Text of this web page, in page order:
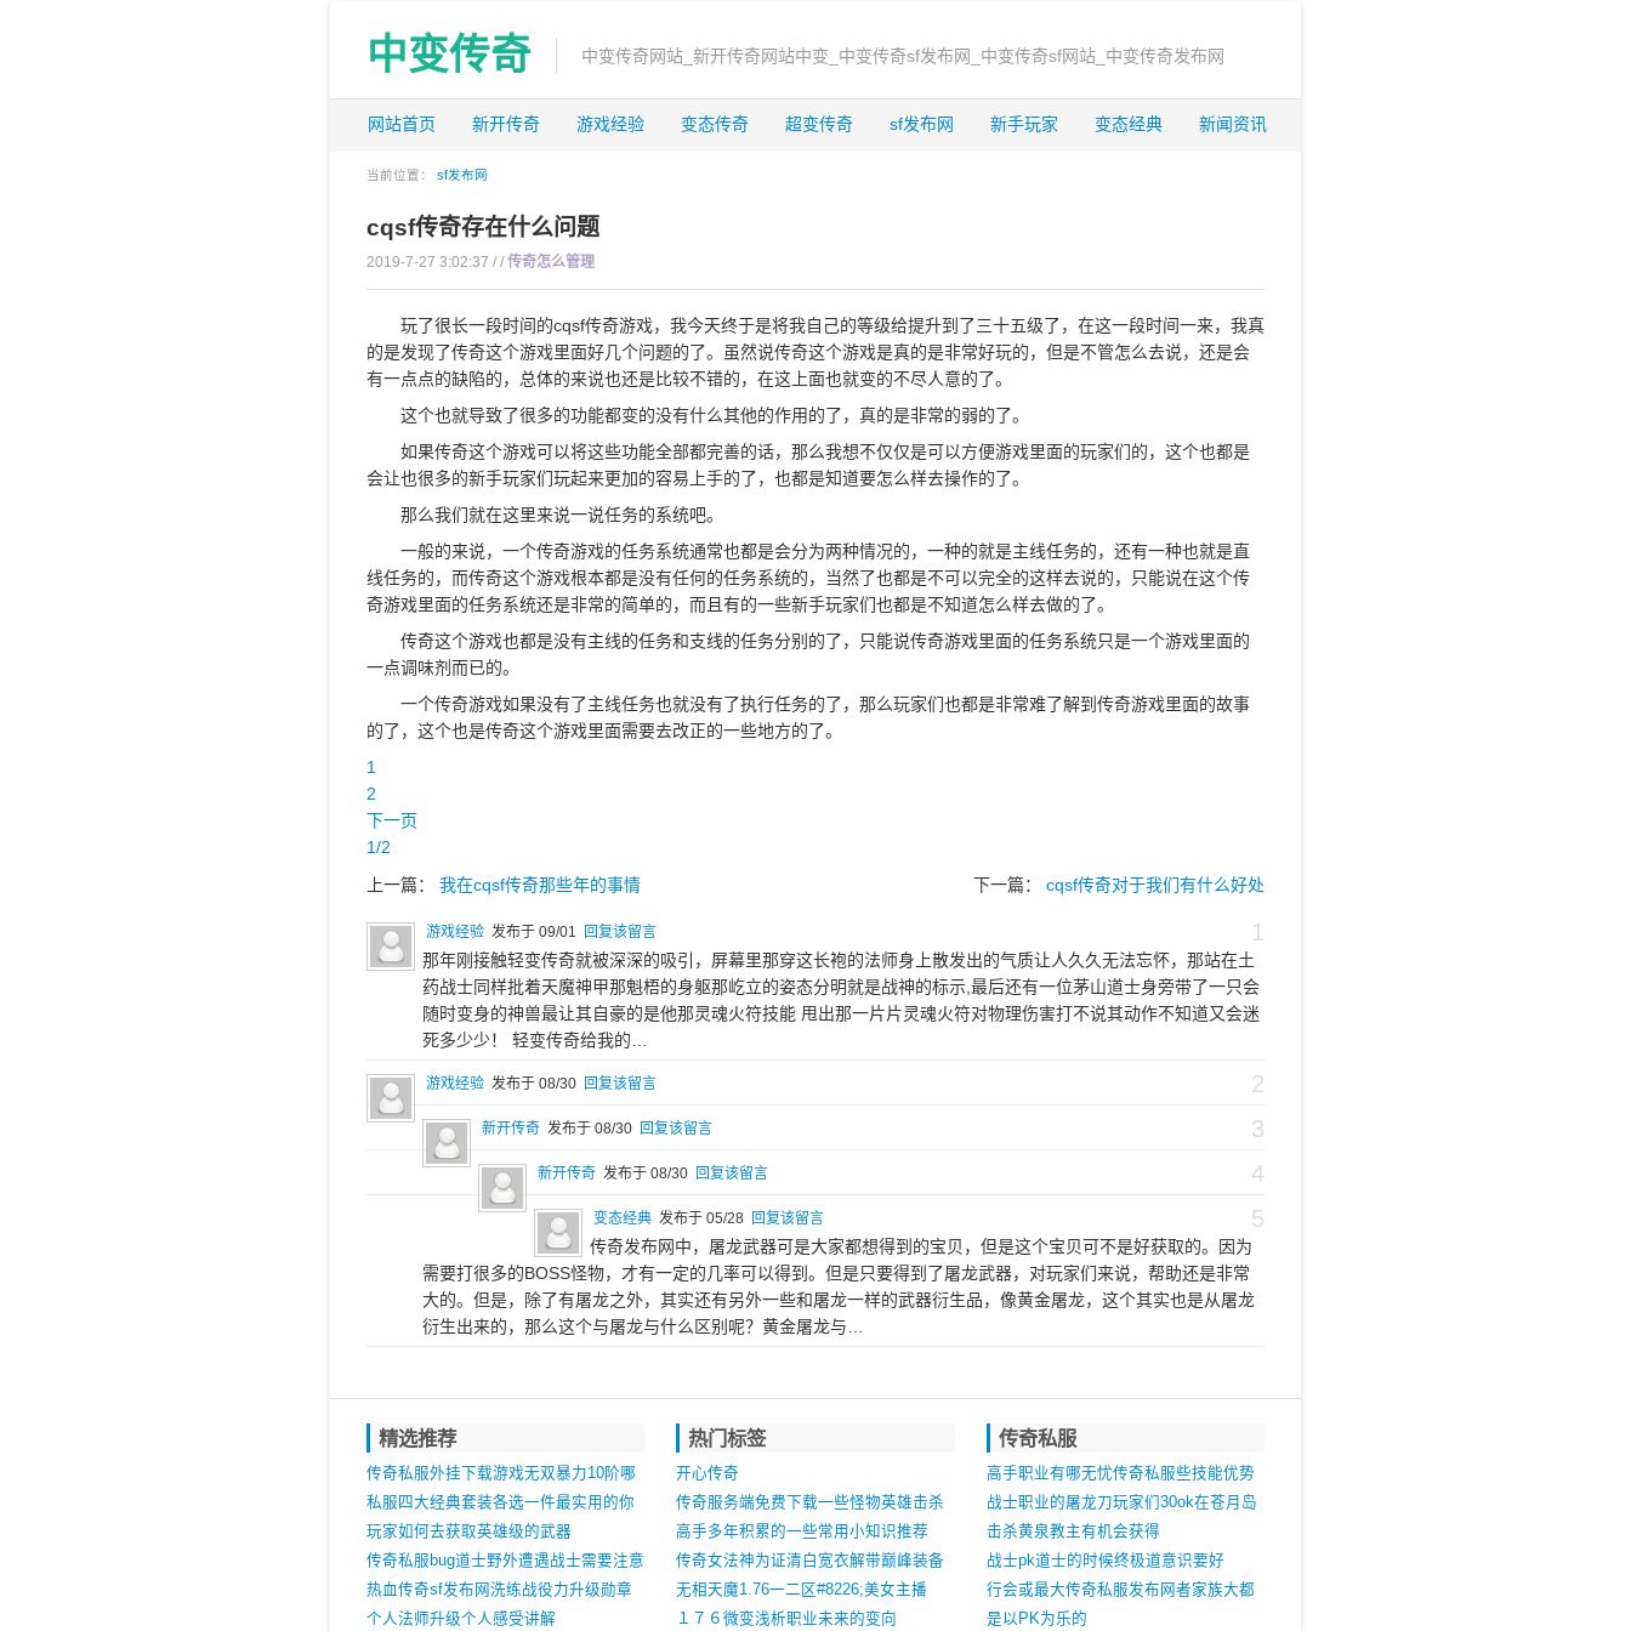
中变传奇 中变传奇网站_新开传奇网站中变_中变传奇sf发布网_中变传奇sf网站_中变传奇发布网
网站首页 新开传奇 游戏经验 变态传奇 超变传奇 sf发布网 新手玩家 变态经典 新闻资讯
当前位置： sf发布网
cqsf传奇存在什么问题
2019-7-27 3:02:37 / / 传奇怎么管理
玩了很长一段时间的cqsf传奇游戏，我今天终于是将我自己的等级给提升到了三十五级了，在这一段时间一来，我真
的是发现了传奇这个游戏里面好几个问题的了。虽然说传奇这个游戏是真的是非常好玩的，但是不管怎么去说，还是会
有一点点的缺陷的，总体的来说也还是比较不错的，在这上面也就变的不尽人意的了。
这个也就导致了很多的功能都变的没有什么其他的作用的了，真的是非常的弱的了。
如果传奇这个游戏可以将这些功能全部都完善的话，那么我想不仅仅是可以方便游戏里面的玩家们的，这个也都是
会让也很多的新手玩家们玩起来更加的容易上手的了，也都是知道要怎么样去操作的了。
那么我们就在这里来说一说任务的系统吧。
一般的来说，一个传奇游戏的任务系统通常也都是会分为两种情况的，一种的就是主线任务的，还有一种也就是直
线任务的，而传奇这个游戏根本都是没有任何的任务系统的，当然了也都是不可以完全的这样去说的，只能说在这个传
奇游戏里面的任务系统还是非常的简单的，而且有的一些新手玩家们也都是不知道怎么样去做的了。
传奇这个游戏也都是没有主线的任务和支线的任务分别的了，只能说传奇游戏里面的任务系统只是一个游戏里面的
一点调味剂而已的。
一个传奇游戏如果没有了主线任务也就没有了执行任务的了，那么玩家们也都是非常难了解到传奇游戏里面的故事
的了，这个也是传奇这个游戏里面需要去改正的一些地方的了。
1
2
下一页
1/2
上一篇： 我在cqsf传奇那些年的事情 下一篇： cqsf传奇对于我们有什么好处
1
游戏经验 发布于 09/01 回复该留言
那年刚接触轻变传奇就被深深的吸引，屏幕里那穿这长袍的法师身上散发出的气质让人久久无法忘怀，那站在土
药战士同样批着天魔神甲那魁梧的身躯那屹立的姿态分明就是战神的标示,最后还有一位茅山道士身旁带了一只会
随时变身的神兽最让其自豪的是他那灵魂火符技能 甩出那一片片灵魂火符对物理伤害打不说其动作不知道又会迷
死多少少！ 轻变传奇给我的…
2
游戏经验 发布于 08/30 回复该留言
3
新开传奇 发布于 08/30 回复该留言
4
新开传奇 发布于 08/30 回复该留言
5
变态经典 发布于 05/28 回复该留言
传奇发布网中，屠龙武器可是大家都想得到的宝贝，但是这个宝贝可不是好获取的。因为
需要打很多的BOSS怪物，才有一定的几率可以得到。但是只要得到了屠龙武器，对玩家们来说，帮助还是非常
大的。但是，除了有屠龙之外，其实还有另外一些和屠龙一样的武器衍生品，像黄金屠龙，这个其实也是从屠龙
衍生出来的，那么这个与屠龙与什么区别呢？黄金屠龙与…
精选推荐
传奇私服外挂下载游戏无双暴力10阶哪
里有爆?
私服四大经典套装各选一件最实用的你
最看好哪件
玩家如何去获取英雄级的武器
传奇私服bug道士野外遭遇战士需要注意
什么
热血传奇sf发布网洗练战役力升级勋章
也是最好选项
个人法师升级个人感受讲解
热门标签
开心传奇
传奇服务端免费下载一些怪物英雄击杀
才能够获得经验
高手多年积累的一些常用小知识推荐
传奇女法神为证清白宽衣解带巅峰装备
看得人眼馋
无相天魔1.76一二区#8226;美女主播
#8226;曼の妮（中）
１７６微变浅析职业未来的变向
传奇私服
高手职业有哪无忧传奇私服些技能优势
战士职业的屠龙刀玩家们30ok在苍月岛
击杀黄泉教主有机会获得
战士pk道士的时候终极道意识要好
行会或最大传奇私服发布网者家族大都
是以PK为乐的